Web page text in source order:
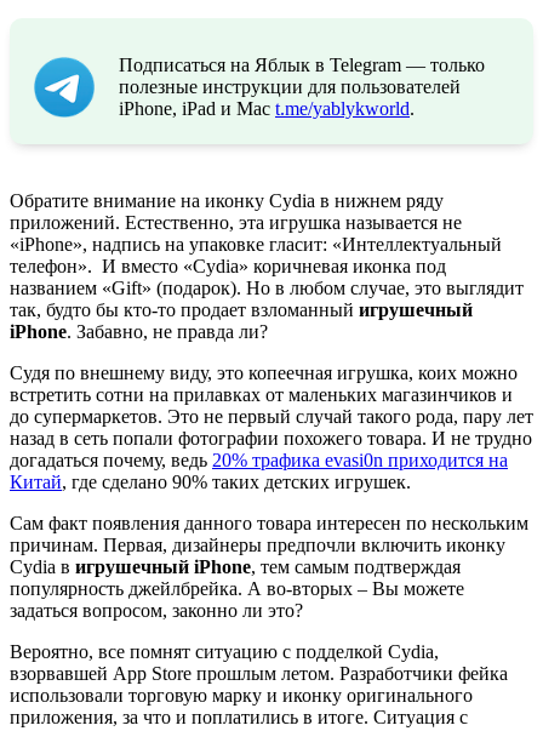
Подписаться на Яблык в Telegram — только
полезные инструкции для пользователей
iPhone, iPad и Mac t.me/yablykworld.
Обратите внимание на иконку Cydia в нижнем ряду
приложений. Естественно, эта игрушка называется не
«iPhone», надпись на упаковке гласит: «Интеллектуальный
телефон». И вместо «Cydia» коричневая иконка под
названием «Gift» (подарок). Но в любом случае, это выглядит
так, будто бы кто-то продает взломанный игрушечный
iPhone. Забавно, не правда ли?
Судя по внешнему виду, это копеечная игрушка, коих можно
встретить сотни на прилавках от маленьких магазинчиков и
до супермаркетов. Это не первый случай такого рода, пару лет
назад в сеть попали фотографии похожего товара. И не трудно
догадаться почему, ведь 20% трафика evasi0n приходится на
Китай, где сделано 90% таких детских игрушек.
Сам факт появления данного товара интересен по нескольким
причинам. Первая, дизайнеры предпочли включить иконку
Cydia в игрушечный iPhone, тем самым подтверждая
популярность джейлбрейка. А во-вторых – Вы можете
задаться вопросом, законно ли это?
Вероятно, все помнят ситуацию с подделкой Cydia,
взорвавшей App Store прошлым летом. Разработчики фейка
использовали торговую марку и иконку оригинального
приложения, за что и поплатились в итоге. Ситуация с